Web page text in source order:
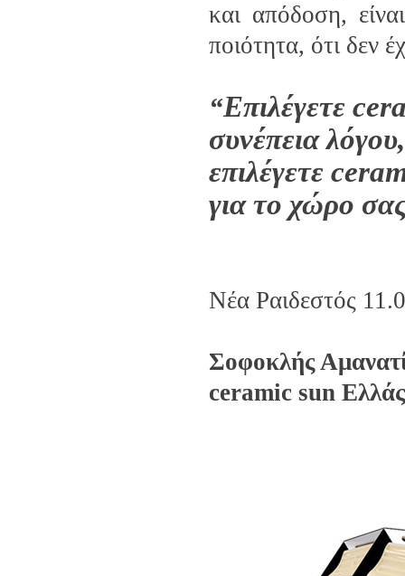
και απόδοση,
ποιότητα, ότι δεν
“Επιλέγετε
συνέπεια λόγου,
επιλέγετε
για το χώρο
Νέα Ραιδεστός
Σοφοκλής
ceramic sun Ελλάς